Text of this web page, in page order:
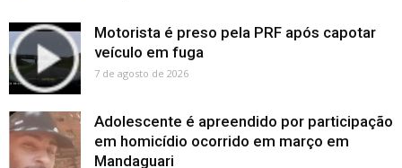
Motorista é preso pela PRF após capotar
veículo em fuga
7 de agosto de 2026
Adolescente é apreendido por participação
em homicídio ocorrido em março em
Mandaguari